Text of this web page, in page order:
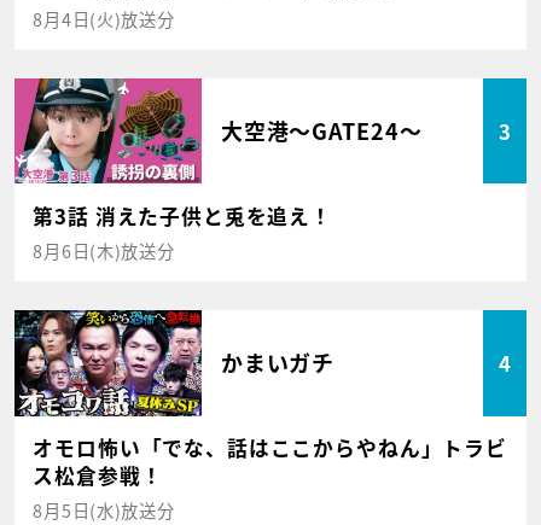
8月4日(火)放送分
大空港～GATE24～ 3
第3話 消えた子供と兎を追え！
8月6日(木)放送分
かまいガチ 4
オモロ怖い「でな、話はここからやねん」トラビ
ス松倉参戦！
8月5日(水)放送分